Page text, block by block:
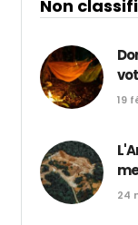
Non
19
24